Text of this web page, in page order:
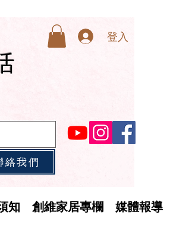
登入
絡我們
知 創維家居專欄 媒體報導